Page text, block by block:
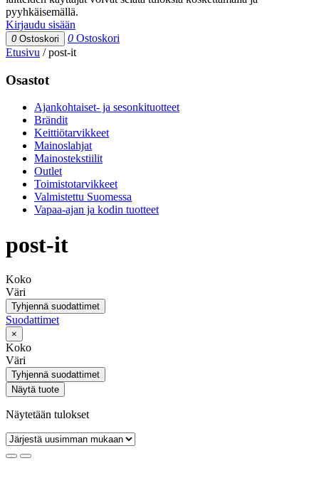
pyyhkäisemällä.
Kirjaudu sisään
0 Ostoskori 0 Ostoskori
Etusivu /post-it
Osastot
Ajankohtaiset- ja sesonkituotteet
Brändit
Keittiötarvikkeet
Mainoslahjat
Mainostekstiilit
Outlet
Toimistotarvikkeet
Valmistettu Suomessa
Vapaa-ajan ja kodin tuotteet
post-it
Koko
Väri
Tyhjennä suodattimet
Suodattimet
×
Koko
Väri
Tyhjennä suodattimet
Näytä tuote
Näytetään tulokset